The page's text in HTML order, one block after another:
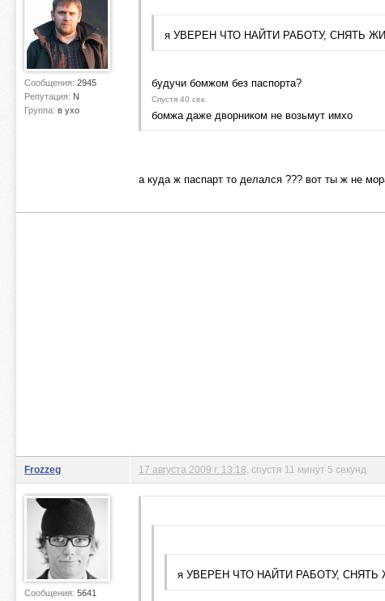
Сообщения: 2945
Репутация: N
Группа: в ухо
я УВЕРЕН ЧТО НАЙТИ РАБОТУ, СНЯТЬ
будучи бомжом без паспорта?
Спустя 40 сек.
бомжа даже дворником не возьмут имхо
а куда ж паспарт то делался ??? вот ты ж не
Frozzeg
Сообщения: 5641
17 августа 2009 г. 13:18 , спустя 11 минут 5 секунд
я УВЕРЕН ЧТО НАЙТИ РАБОТУ,